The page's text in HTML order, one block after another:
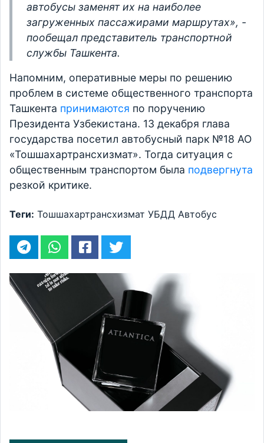
автобусы заменят их на наиболее
загруженных пассажирами маршрутах», -
пообещал представитель транспортной
службы Ташкента.
Напомним, оперативные меры по решению
проблем в системе общественного транспорта
Ташкента принимаются по поручению
Президента Узбекистана. 13 декабря глава
государства посетил автобусный парк №18 АО
«Тошшахартрансхизмат». Тогда ситуация с
общественным транспортом была подвергнута
резкой критике.
Теги: Тошшахартрансхизмат УБДД Автобус